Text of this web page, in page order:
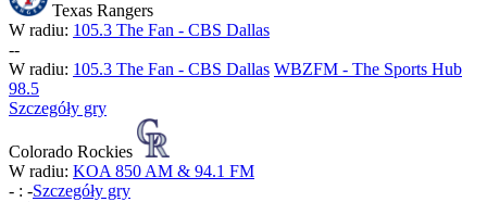
Texas Rangers
W radiu: 105.3 The Fan - CBS Dallas
--
W radiu: 105.3 The Fan - CBS Dallas WBZFM - The Sports Hub
98.5
Szczegóły gry
Colorado Rockies
W radiu: KOA 850 AM & 94.1 FM
- : -Szczegóły gry